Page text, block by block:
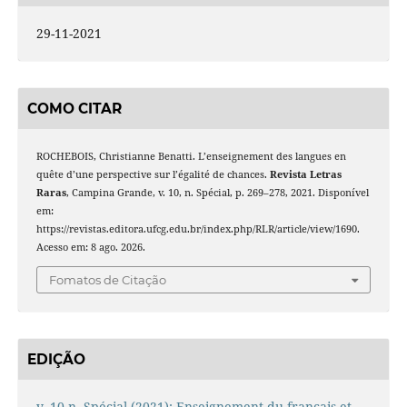
29-11-2021
COMO CITAR
ROCHEBOIS, Christianne Benatti. L’enseignement des langues en
quête d’une perspective sur l’égalité de chances. Revista Letras
Raras, Campina Grande, v. 10, n. Spécial, p. 269–278, 2021. Disponível
em:
https://revistas.editora.ufcg.edu.br/index.php/RLR/article/view/1690.
Acesso em: 8 ago. 2026.
Fomatos de Citação
EDIÇÃO